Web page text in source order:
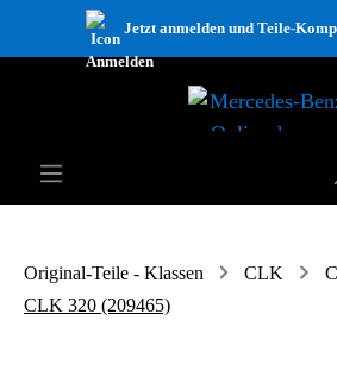
Jetzt anmelden und Teile-
Original-Teile - Klassen CLK
CLK 320 (209465)